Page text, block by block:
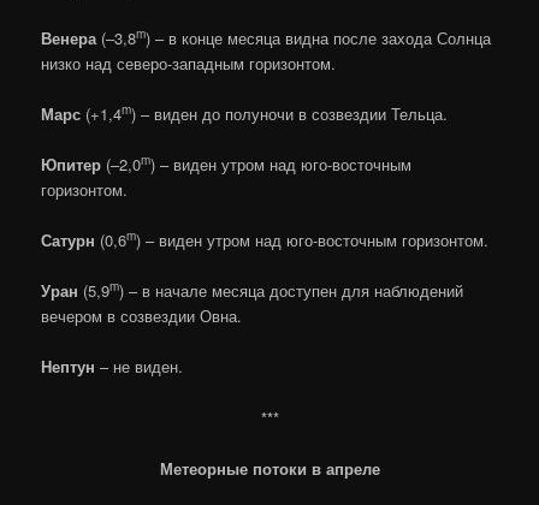
Венера (–3,8m) – в конце месяца видна после захода Солнца
низко над северо-западным горизонтом.
Марс (+1,4m) – виден до полуночи в созвездии Тельца.
Юпитер (–2,0m) – виден утром над юго-восточным
горизонтом.
Сатурн (0,6m) – виден утром над юго-восточным горизонтом.
Уран (5,9m) – в начале месяца доступен для наблюдений
вечером в созвездии Овна.
Нептун – не виден.
***
Метеорные потоки в апреле